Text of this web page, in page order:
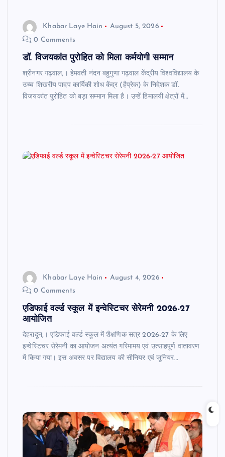
Khabar Laye Hain
August 5, 2026
0 Comments
डॉ. विजयकांत पुरोहित को मिला कर्मयोगी सम्मान
श्रीनगर गढ़वाल,। हेमवती नंदन बहुगुणा गढ़वाल केंद्रीय विश्वविद्यालय के
उच्च शिखरीय पादप कार्यिकी शोध केंद्र (हैप्रेक) के निदेशक डॉ.
विजयकांत पुरोहित को बड़ा सम्मान मिला है। उन्हें हिमालयी क्षेत्रों में…
Khabar Laye Hain
August 4, 2026
0 Comments
एडिफाई वर्ल्ड स्कूल में इन्वेस्टिचर सेरेमनी 2026-27
आयोजित
देहरादून,। एडिफाई वर्ल्ड स्कूल में शैक्षणिक सत्र 2026-27 के लिए
इन्वेस्टिचर सेरेमनी का आयोजन अत्यंत गरिमामय एवं उत्साहपूर्ण वातावरण
में किया गया। इस अवसर पर विद्यालय की सीनियर एवं जूनियर…